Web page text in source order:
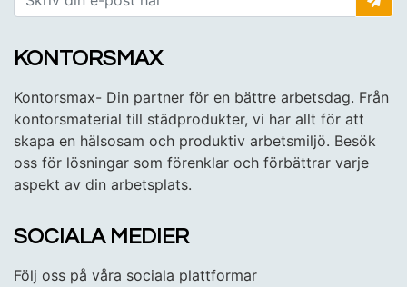
KONTORSMAX
Kontorsmax- Din partner för en bättre arbetsdag. Från
kontorsmaterial till städprodukter, vi har allt för att
skapa en hälsosam och produktiv arbetsmiljö. Besök
oss för lösningar som förenklar och förbättrar varje
aspekt av din arbetsplats.
SOCIALA MEDIER
Följ oss på våra sociala plattformar